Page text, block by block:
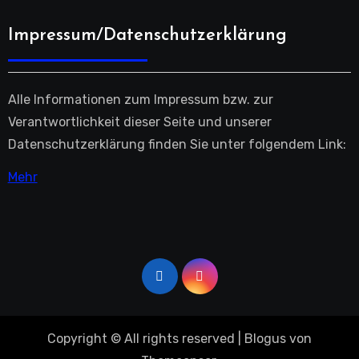
Impressum/Datenschutzerklärung
Alle Informationen zum Impressum bzw. zur
Verantwortlichkeit dieser Seite und unserer
Datenschutzerklärung finden Sie unter folgendem Link:
Mehr
Copyright © All rights reserved Blogus von